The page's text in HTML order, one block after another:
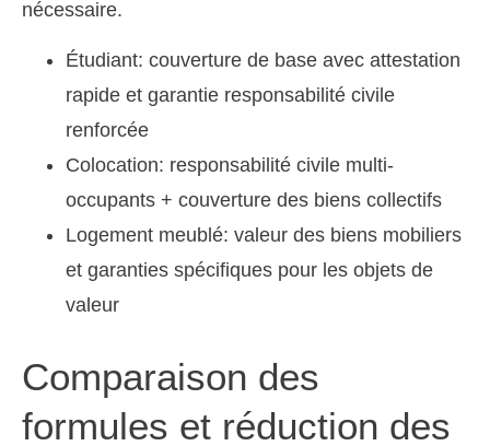
nécessaire.
Étudiant: couverture de base avec attestation
rapide et garantie responsabilité civile
renforcée
Colocation: responsabilité civile multi-
occupants + couverture des biens collectifs
Logement meublé: valeur des biens mobiliers
et garanties spécifiques pour les objets de
valeur
Comparaison des
formules et réduction des